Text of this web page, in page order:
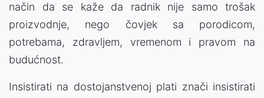
način da se kaže da radnik nije samo trošak
proizvodnje, nego čovjek sa porodicom,
potrebama, zdravljem, vremenom i pravom na
budućnost.
Insistirati na dostojanstvenoj plati znači insistirati